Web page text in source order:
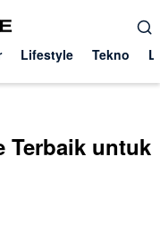
Lifestyle Tekno
Terbaik untuk